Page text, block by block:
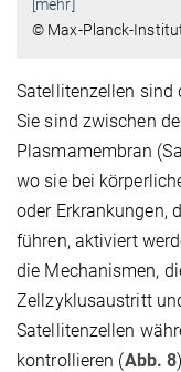
[mehr]
© Max-Planck-
Satellitenzellen sind
Sie sind zwischen
Plasmamembran
wo sie bei
oder Erkrankungen,
führen, aktiviert
die Mechanismen,
Zellzyklusaustritt
Satellitenzellen
kontrollieren (Abb. 8